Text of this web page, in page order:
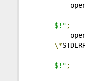
$!" ;
\*
$!" ;